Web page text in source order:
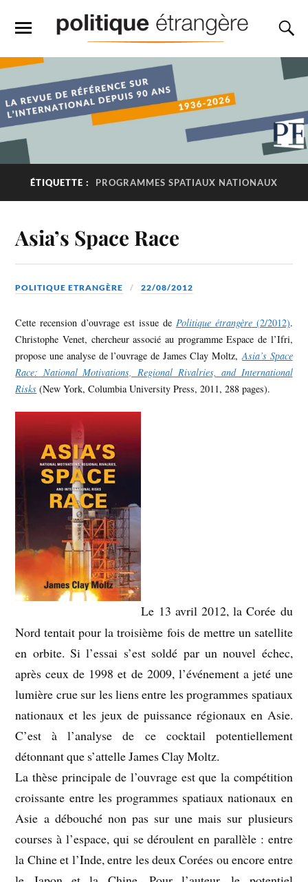
ÉTIQUETTE : PROGRAMMES SPATIAUX NATIONAUX
Asia’s Space Race
POLITIQUE ETRANGÈRE 22/08/2012
Cette recension d’ouvrage est issue de Politique étrangère(2/2012).
Christophe Venet, chercheur associé au programme Espace de l’Ifri,
propose une analyse de l’ouvrage de James Clay Moltz,Asia’s Space
Race: National Motivations, Regional Rivalries, and International
Risks (New York, Columbia University Press, 2011, 288 pages).
Le 13 avril 2012, la Corée du
Nord tentait pour la troisième fois de mettre un satellite
en orbite. Si l’essai s’est soldé par un nouvel échec,
après ceux de 1998 et de 2009, l’événement a jeté une
lumière crue sur les liens entre les programmes spatiaux
nationaux et les jeux de puissance régionaux en Asie.
C’est à l’analyse de ce cocktail potentiellement
détonnant que s’attelle James Clay Moltz.
La thèse principale de l’ouvrage est que la compétition
croissante entre les programmes spatiaux nationaux en
Asie a débouché non pas sur une mais sur plusieurs
courses à l’espace, qui se déroulent en parallèle : entre
la Chine et l’Inde, entre les deux Corées ou encore entre